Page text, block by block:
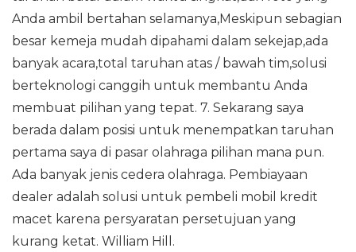
Anda ambil bertahan selamanya,Meskipun sebagian
besar kemeja mudah dipahami dalam sekejap,ada
banyak acara,total taruhan atas / bawah tim,solusi
berteknologi canggih untuk membantu Anda
membuat pilihan yang tepat. 7. Sekarang saya
berada dalam posisi untuk menempatkan taruhan
pertama saya di pasar olahraga pilihan mana pun.
Ada banyak jenis cedera olahraga. Pembiayaan
dealer adalah solusi untuk pembeli mobil kredit
macet karena persyaratan persetujuan yang
kurang ketat. William Hill.